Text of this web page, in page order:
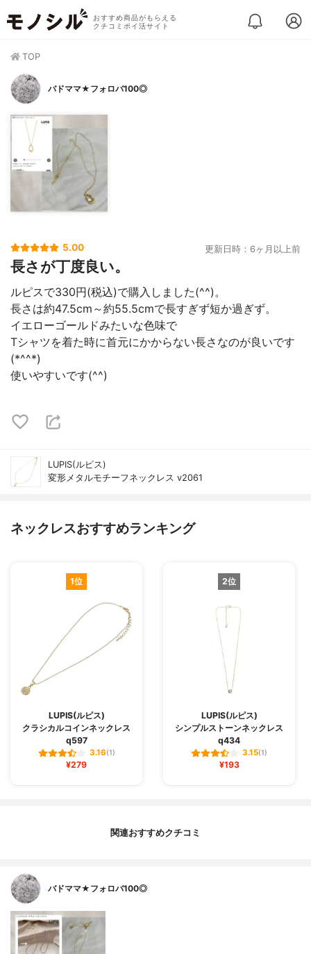
おすすめ商品がもらえる
クチコミポイ活サイト
TOP
バドママ★フォロバ100◎
5.00 更新日時：6ヶ月以上前
長さが丁度良い。
ルピスで330円(税込)で購入しました(^^)。
長さは約47.5cm～約55.5cmで長すぎず短か過ぎず。
イエローゴールドみたいな色味で
Tシャツを着た時に首元にかからない長さなのが良いです
(*^^*)
使いやすいです(^^)
LUPIS(ルピス)
変形メタルモチーフネックレス v2061
ネックレスおすすめランキング
1位
LUPIS(ルピス)
クラシカルコインネックレス
q597
3.16(1)
¥279
2位
LUPIS(ルピス)
シンプルストーンネックレス
q434
3.15(1)
¥193
関連おすすめクチコミ
バドママ★フォロバ100◎